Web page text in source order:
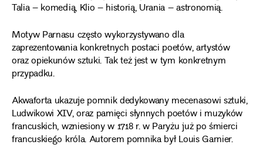
Talia – komedią, Klio – historią, Urania – astronomią.
Motyw Parnasu często wykorzystywano dla
zaprezentowania konkretnych postaci poetów, artystów
oraz opiekunów sztuki. Tak też jest w tym konkretnym
przypadku.
Akwaforta ukazuje pomnik dedykowany mecenasowi sztuki,
Ludwikowi XIV, oraz pamięci słynnych poetów i muzyków
francuskich, wzniesiony w 1718 r. w Paryżu już po śmierci
francuskiego króla. Autorem pomnika był Louis Garnier.